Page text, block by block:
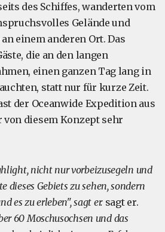
des Schiffes, wanderten vom
Gelände und
einem anderen Ort. Das
die an den langen
einen ganzen Tag lang in
statt nur für kurze Zeit.
der Oceanwide Expedition aus
von diesem Konzept sehr
nicht nur vorbeizusegeln und
dieses Gebiets zu sehen, sondern
es zu erleben", sagt er. sagt er.
60 Moschusochsen und das